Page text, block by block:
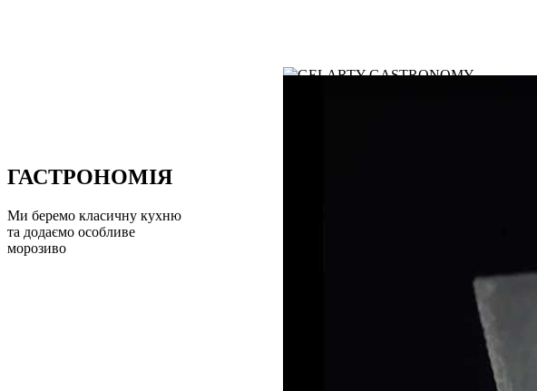
ГАСТРОНОМІЯ
Ми беремо класичну кухню
та додаємо особливе
морозиво